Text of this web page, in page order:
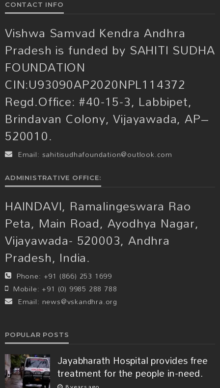
CONTACT INFO
Vishwa Samvad Kendra Andhra
Pradesh is funded by SAHITI SUDHA
FOUNDATION
CIN:U93090AP2020NPL114372
Regd.Office: #40-15-3, Labbipet,
Brindavan Colony, Vijayawada, AP–
520010.
Email: sahitisudhafoundation@outlook.com
ADMINISTRATIVE OFFICE:
HAINDAVI, Ramalingeswara Rao
Peta, Main Road, Ayodhya Nagar,
Vijayawada- 520003, Andhra
Pradesh, India.
Phone: +91 (866) 253 1699
Mobile: +91 (0) 9985 288 788
Email: news@vskandhra.org
POPULAR POSTS
Jayabharath Hospital provides free
treatment for the people in-need.